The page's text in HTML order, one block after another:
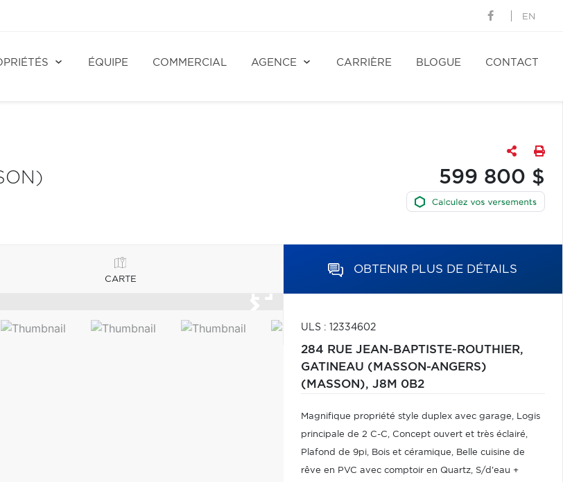
EN
ÉQUIPE COMMERCIAL AGENCE CARRIÈRE BLOGUE CONTACT
599 800 $
CARTE
OBTENIR PLUS DE DÉTAILS
ULS : 12334602
284 RUE JEAN-BAPTISTE-ROUTHIER,
GATINEAU (MASSON-ANGERS)
(MASSON), J8M 0B2
Magnifique propriété style duplex avec garage, Logis
principale de 2 C-C, Concept ouvert et très éclairé,
Plafond de 9pi, Bois et céramique, Belle cuisine de
rêve en PVC avec comptoir en Quartz, S/d'eau +